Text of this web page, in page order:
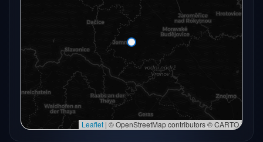
Radarový snímek momentálně není dostupný.
Otevřít v plné mapě
Zkusit znovu
Otevřít v plné mapě →
Leaflet | © OpenStreetMap contributors © CARTO